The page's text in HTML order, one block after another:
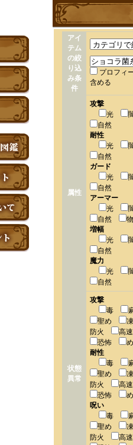
アイ
テム
の絞
り込
み条
件
プロフィ
含める
属性
攻撃
光
自然
耐性
光
自然
ガード
光
自然
アーマー
光
自然
増幅
光
自然
魔力
光
自然
状態
異常
攻撃
毒
聖め
防火
高
恐怖
耐性
毒
聖め
防火
高
恐怖
呪い
毒
聖め
防火
高